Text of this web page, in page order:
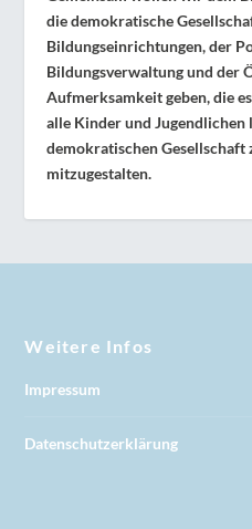
die demokratische
Bildungseinrichtungen, der
Bildungsverwaltung und der
Aufmerksamkeit geben, die
alle Kinder und
demokratischen Gesellschaft
mitzugestalten.
Weitere Infos
Impressum
Datenschutzerklärung